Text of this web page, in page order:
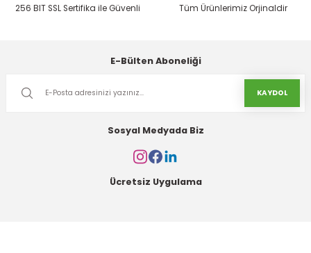
256 BIT SSL Sertifika ile Güvenli Tüm Ürünlerimiz Orjinaldir
E-Bülten Aboneliği
KAYDOL
Sosyal Medyada Biz
Ücretsiz Uygulama